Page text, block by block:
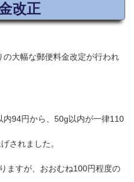
改正
大幅な郵便料金改定が行われ
94円から、50g以内が一律110
されました。
ますが、おおむね100円程度の